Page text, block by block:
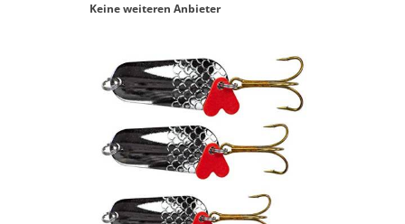
Keine weiteren Anbieter